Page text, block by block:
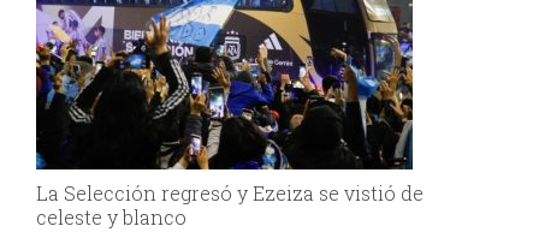
La Selección regresó y Ezeiza se vistió de
celeste y blanco